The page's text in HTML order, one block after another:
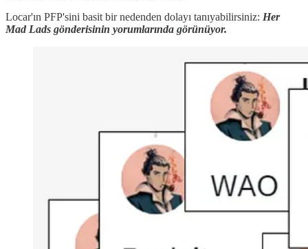
Locar'ın PFP'sini basit bir nedenden dolayı tanıyabilirsiniz: Her
Mad Lads gönderisinin yorumlarında görünüyor.